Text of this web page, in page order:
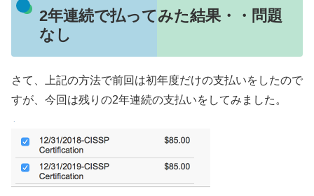
2年連続で払ってみた結果・・問題
なし
さて、上記の方法で前回は初年度だけの支払いをしたので
すが、今回は残りの2年連続の支払いをしてみました。